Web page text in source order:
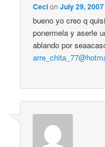
CecionJuly 29,
bueno yo creo q
ponermela y aserle
ablando por